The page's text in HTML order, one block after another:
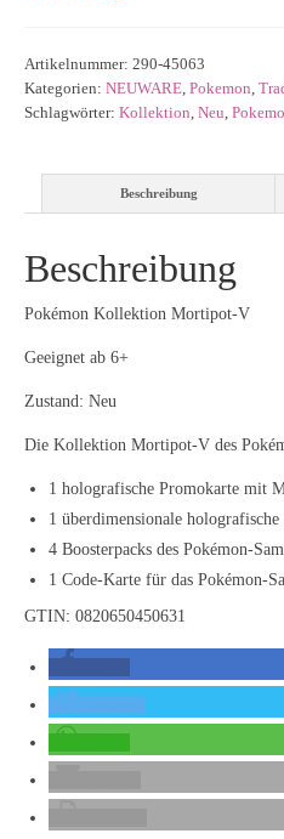
Artikelnummer: 290-45063
Kategorien: NEUWARE Pokemon
Schlagwörter: Kollektion Neu
Beschreibung
Beschreibung
Pokémon Kollektion Mortipot-V
Geeignet ab 6+
Zustand: Neu
Die Kollektion Mortipot-V des
1 holografische Promokarte mit
1 überdimensionale
4 Boosterpacks des Pokémon-
1 Code-Karte für das Pokémon-
GTIN: 0820650450631